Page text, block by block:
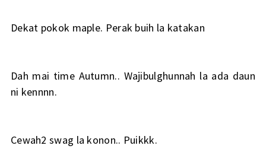
Dekat pokok maple. Perak buih la katakan
Dah mai time Autumn.. Wajibulghunnah la ada daun
ni kennnn.
Cewah2 swag la konon.. Puikkk.